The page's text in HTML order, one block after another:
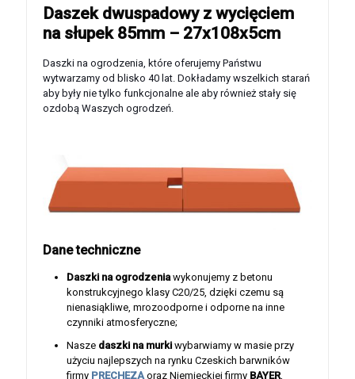
Daszek dwuspadowy z wycięciem
na słupek 85mm – 27x108x5cm
Daszki na ogrodzenia, które oferujemy Państwu
wytwarzamy od blisko 40 lat. Dokładamy wszelkich starań
aby były nie tylko funkcjonalne ale aby również stały się
ozdobą Waszych ogrodzeń.
Dane techniczne
Daszki na ogrodzenia wykonujemy z betonu
konstrukcyjnego klasy C20/25, dzięki czemu są
nienasiąkliwe, mrozoodporne i odporne na inne
czynniki atmosferyczne;
Nasze daszki na murki wybarwiamy w masie przy
użyciu najlepszych na rynku Czeskich barwników
firmy PRECHEZA oraz Niemieckiej firmy BAYER